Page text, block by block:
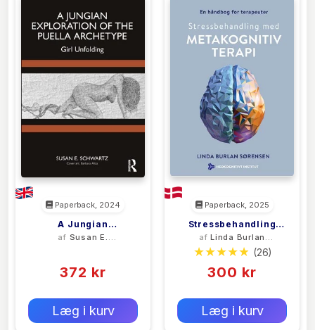
Paperback, 2024
A Jungian
Exploration Of The
af Susan E.
372 kr
Læg i kurv
Paperback, 2025
Stressbehandling
Med Metakognitiv
Terapi
afLinda Burlan
Sørensen (26)
300 kr
Læg i kurv